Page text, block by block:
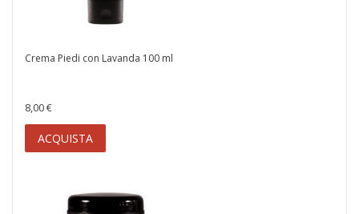
Crema Piedi con Lavanda 100 ml
8,00 €
ACQUISTA